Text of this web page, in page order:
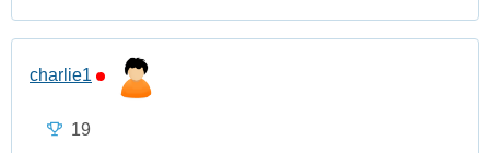
charlie1
19